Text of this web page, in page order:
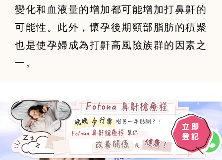
變化和血液量的增加都可能增加打鼻鼾的
可能性。此外，懷孕後期頸部脂肪的積聚
也是使孕婦成為打鼾高風險族群的因素之
一。